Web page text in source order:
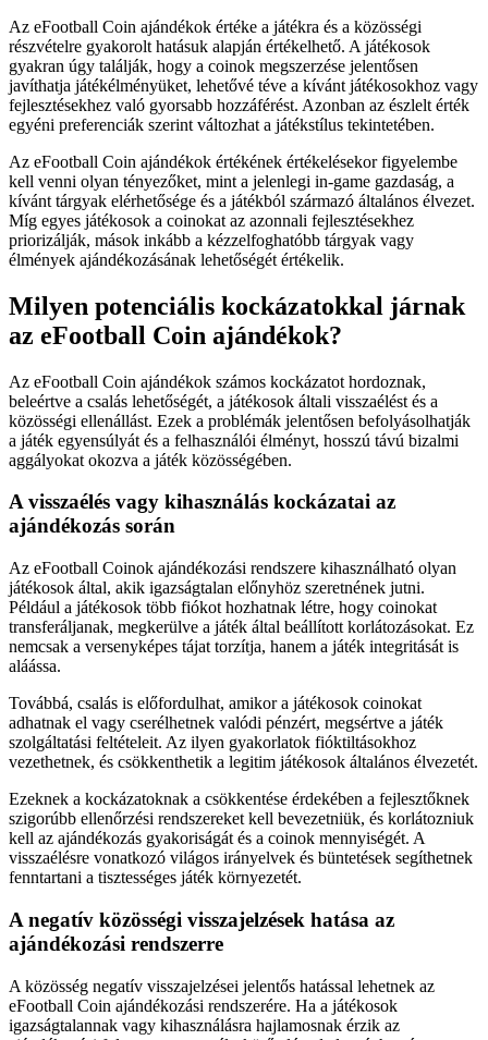
Az eFootball Coin ajándékok értéke a játékra és a közösségi
részvételre gyakorolt hatásuk alapján értékelhető. A játékosok
gyakran úgy találják, hogy a coinok megszerzése jelentősen
javíthatja játékélményüket, lehetővé téve a kívánt játékosokhoz vagy
fejlesztésekhez való gyorsabb hozzáférést. Azonban az észlelt érték
egyéni preferenciák szerint változhat a játékstílus tekintetében.
Az eFootball Coin ajándékok értékének értékelésekor figyelembe
kell venni olyan tényezőket, mint a jelenlegi in-game gazdaság, a
kívánt tárgyak elérhetősége és a játékból származó általános élvezet.
Míg egyes játékosok a coinokat az azonnali fejlesztésekhez
priorizálják, mások inkább a kézzelfoghatóbb tárgyak vagy
élmények ajándékozásának lehetőségét értékelik.
Milyen potenciális kockázatokkal járnak
az eFootball Coin ajándékok?
Az eFootball Coin ajándékok számos kockázatot hordoznak,
beleértve a csalás lehetőségét, a játékosok általi visszaélést és a
közösségi ellenállást. Ezek a problémák jelentősen befolyásolhatják
a játék egyensúlyát és a felhasználói élményt, hosszú távú bizalmi
aggályokat okozva a játék közösségében.
A visszaélés vagy kihasználás kockázatai az
ajándékozás során
Az eFootball Coinok ajándékozási rendszere kihasználható olyan
játékosok által, akik igazságtalan előnyhöz szeretnének jutni.
Például a játékosok több fiókot hozhatnak létre, hogy coinokat
transferáljanak, megkerülve a játék által beállított korlátozásokat. Ez
nemcsak a versenyképes tájat torzítja, hanem a játék integritását is
aláássa.
Továbbá, csalás is előfordulhat, amikor a játékosok coinokat
adhatnak el vagy cserélhetnek valódi pénzért, megsértve a játék
szolgáltatási feltételeit. Az ilyen gyakorlatok fióktiltásokhoz
vezethetnek, és csökkenthetik a legitim játékosok általános élvezetét.
Ezeknek a kockázatoknak a csökkentése érdekében a fejlesztőknek
szigorúbb ellenőrzési rendszereket kell bevezetniük, és korlátozniuk
kell az ajándékozás gyakoriságát és a coinok mennyiségét. A
visszaélésre vonatkozó világos irányelvek és büntetések segíthetnek
fenntartani a tisztességes játék környezetét.
A negatív közösségi visszajelzések hatása az
ajándékozási rendszerre
A közösség negatív visszajelzései jelentős hatással lehetnek az
eFootball Coin ajándékozási rendszerére. Ha a játékosok
igazságtalannak vagy kihasználásra hajlamosnak érzik az